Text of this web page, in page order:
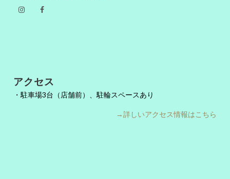
アクセス
・駐車場3台（店舗前）、駐輪スペースあり
→詳しいアクセス情報はこちら